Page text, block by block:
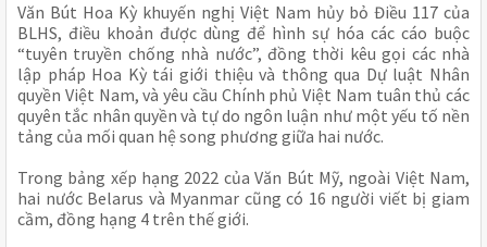
Văn Bút Hoa Kỳ khuyến nghị Việt Nam hủy bỏ Điều 117 của
BLHS, điều khoản được dùng để hình sự hóa các cáo buộc
“tuyên truyền chống nhà nước”, đồng thời kêu gọi các nhà
lập pháp Hoa Kỳ tái giới thiệu và thông qua Dự luật Nhân
quyền Việt Nam, và yêu cầu Chính phủ Việt Nam tuân thủ các
quyên tắc nhân quyền và tự do ngôn luận như một yếu tố nền
tảng của mối quan hệ song phương giữa hai nước.
Trong bảng xếp hạng 2022 của Văn Bút Mỹ, ngoài Việt Nam,
hai nước Belarus và Myanmar cũng có 16 người viết bị giam
cầm, đồng hạng 4 trên thế giới.